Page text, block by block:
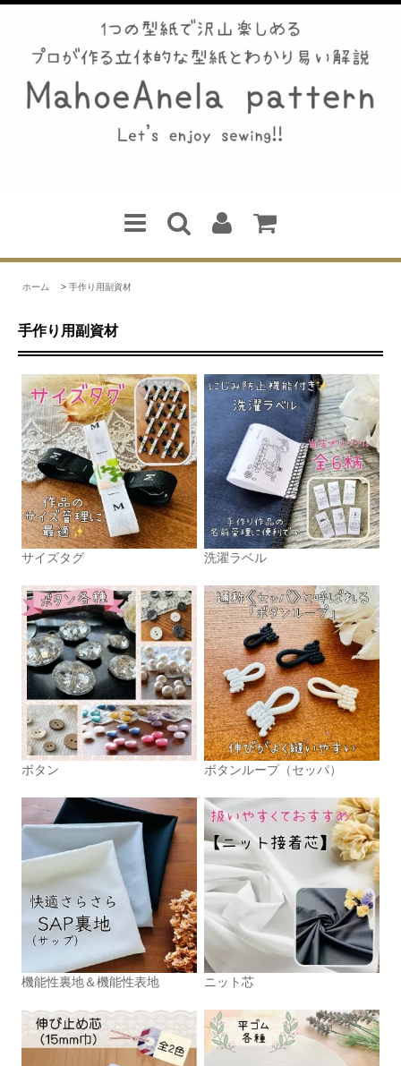
ホーム > 手作り用副資材
手作り用副資材
サイズタグ 洗濯ラベル
ボタン ボタンループ（セッパ）
機能性裏地＆機能性表地 ニット芯